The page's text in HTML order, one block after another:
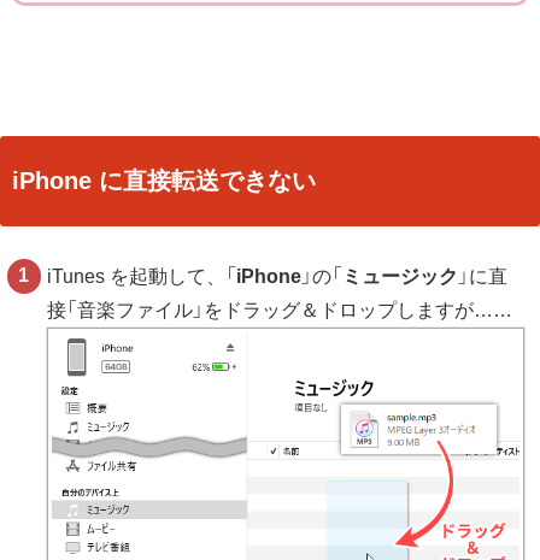
iPhone に直接転送できない
iTunes を起動して、「 iPhone 」の「 ミュージック 」に直
接「音楽ファイル」をドラッグ＆ドロップしますが……